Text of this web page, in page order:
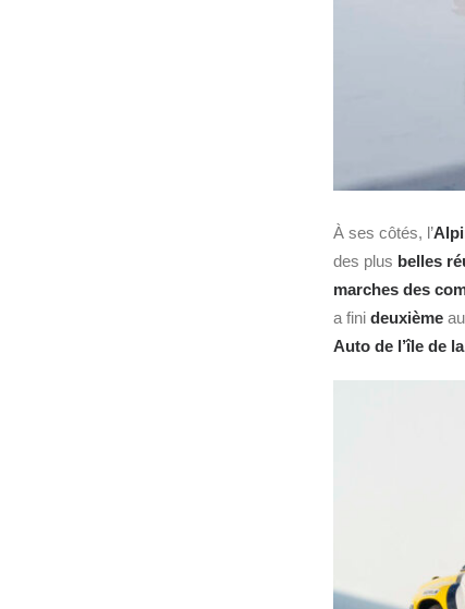
À ses côtés, l’
des plus belles
marches des
a fini deuxième
Auto de l’île de